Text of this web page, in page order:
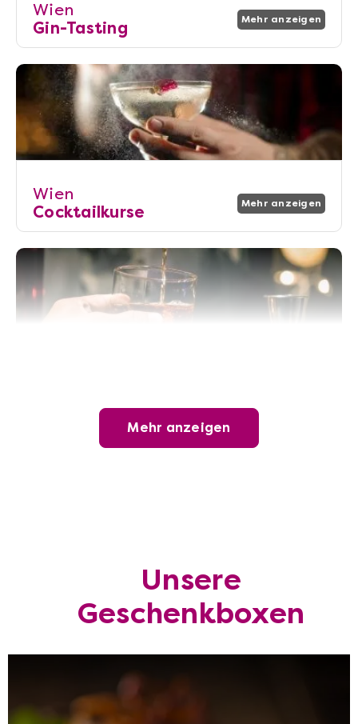
Wien
Gin-Tasting
Mehr anzeigen
Wien
Cocktailkurse
Mehr anzeigen
Stadtführungen
Mehr anzeigen
Unsere
Geschenkboxen